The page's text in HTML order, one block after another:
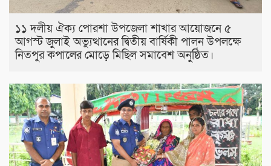
১১ দলীয় ঐক্য পোরশা উপজেলা শাখার আয়োজনে ৫
আগস্ট জুলাই অভ্যুত্থানের দ্বিতীয় বার্ষিকী পালন উপলক্ষে
নিতপুর কপালের মোড়ে মিছিল সমাবেশ অনুষ্ঠিত।